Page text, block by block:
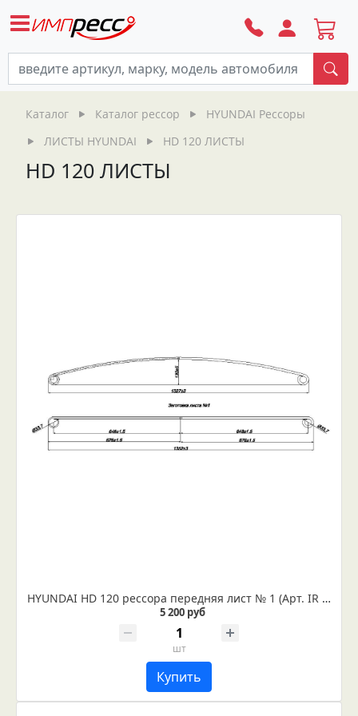
Каталог Каталог рессор
HYUNDAI Рессоры
ЛИСТЫ HYUNDAI
HD 120 ЛИСТЫ
HD 120 ЛИСТЫ
HYUNDAI HD 120 рессора передняя лист № 1 (Арт. IR 06-08-01)
5 200 руб
шт
Купить